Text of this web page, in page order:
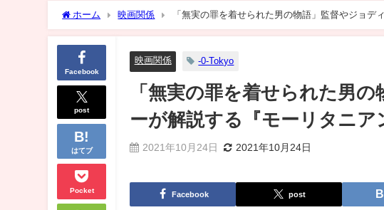
ホーム 映画関係 「無実の罪を着せられた男の物語」監督やジョ
Facebook
post
はてブ
Pocket
映画関係 -0-Tokyo
「無実の罪を着せられた男
ーが解説する『モーリタニア
2021年10月24日 2021年10月24日
Facebook post